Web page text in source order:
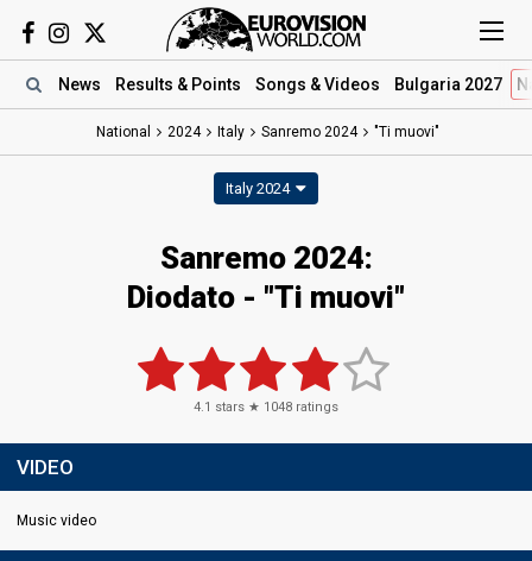
News Results & Points Songs & Videos Bulgaria 2027
National 2024 Italy Sanremo 2024 "Ti muovi"
Italy 2024
Sanremo 2024:
Diodato - "Ti muovi"
4.1 stars ★ 1048 ratings
VIDEO
Music video